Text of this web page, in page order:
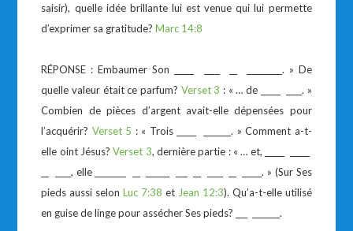
saisir), quelle idée brillante lui est venue qui lui permette
d’exprimer sa gratitude?Marc 14:8
RÉPONSE : Embaumer Son _____ ____ __ _________. » De
quelle valeur était ce parfum? Verset 3 : « … de _____ ____. »
Combien de pièces d’argent avait-elle dépensées pour
l’acquérir? Verset 5 : « Trois _____ _______. » Comment a-t-
elle oint Jésus?Verset 3, dernière partie : « … et, _____ _____
__ ____, elle ________ __ ______ ___ __ ____ __ _____. » (Sur Ses
pieds aussi selonLuc 7:38 et Jean 12:3). Qu’a-t-elle utilisé
en guise de linge pour assécher Ses pieds? ___ _______.